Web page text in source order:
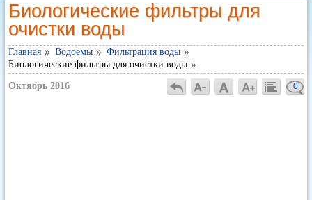
Биологические фильтры для
очистки воды
Главная Водоемы
Фильтрация воды
Биологические фильтры для очистки воды
Октябрь 2016 0